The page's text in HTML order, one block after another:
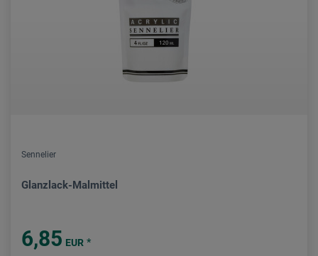
Sennelier
Glanzlack-Malmittel
6,85 EUR *